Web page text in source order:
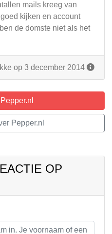
mails kreeg van
kijken en account
de domste niet als het
op 3 december 2014
Pepper.nl
OP